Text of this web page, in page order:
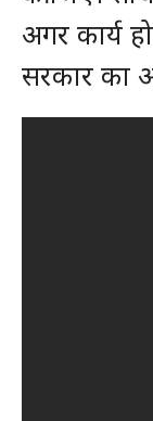
अगर कार्य
सरकार का